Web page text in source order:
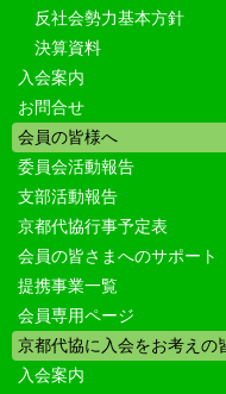
反社会勢力基本方針
決算資料
入会案内
お問合せ
会員の皆様へ
委員会活動報告
支部活動報告
京都代協行事予定表
会員の皆さまへのサポート
提携事業一覧
会員専用ページ
京都代協に入会をお考えの
入会案内